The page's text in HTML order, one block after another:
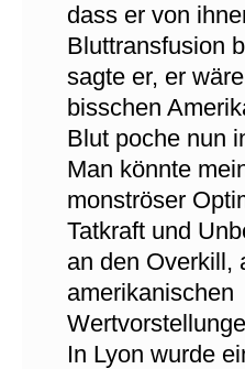
dass er von
Bluttransfusion
sagte er, er
bisschen
Blut poche nun
Man könnte
monströser
Tatkraft und
an den Overkill,
amerikanischen
In Lyon wurde